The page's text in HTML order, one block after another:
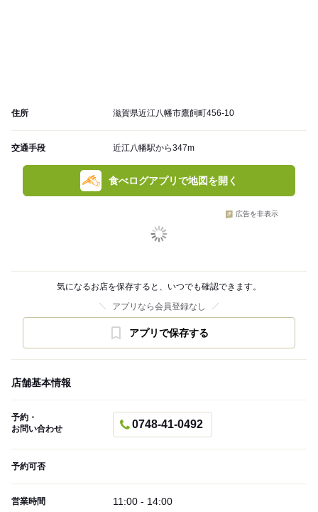
住所 滋賀県近江八幡市鷹飼町456-10
交通手段 近江八幡駅から347m
食べログアプリで地図を開く
広告を非表示
気になるお店を保存すると、いつでも確認できます。
アプリなら会員登録なし
アプリで保存する
店舗基本情報
予約・
お問い合わせ
0748-41-0492
予約可否
営業時間
11:00 - 14:00